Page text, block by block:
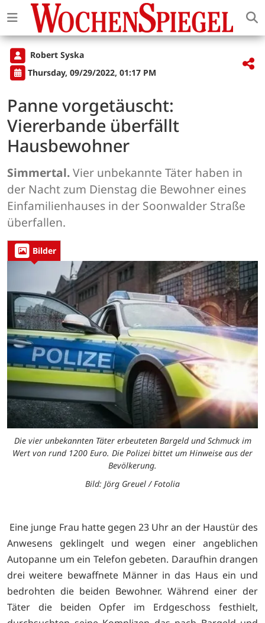
Robert Syska
Thursday, 09/29/2022, 01:17 PM
Panne vorgetäuscht:
Viererbande überfällt
Hausbewohner
Simmertal.Vier unbekannte Täter haben in
der Nacht zum Dienstag die Bewohner eines
Einfamilienhauses in der Soonwalder Straße
überfallen.
Bilder
Die vier unbekannten Täter erbeuteten Bargeld und Schmuck im
Wert von rund 1200 Euro. Die Polizei bittet um Hinweise aus der
Bevölkerung.
Bild: Jörg Greuel / Fotolia
Eine junge Frau hatte gegen 23 Uhr an der Haustür des
Anwesens geklingelt und wegen einer angeblichen
Autopanne um ein Telefon gebeten. Daraufhin drangen
drei weitere bewaffnete Männer in das Haus ein und
bedrohten die beiden Bewohner. Während einer der
Täter die beiden Opfer im Erdgeschoss festhielt,